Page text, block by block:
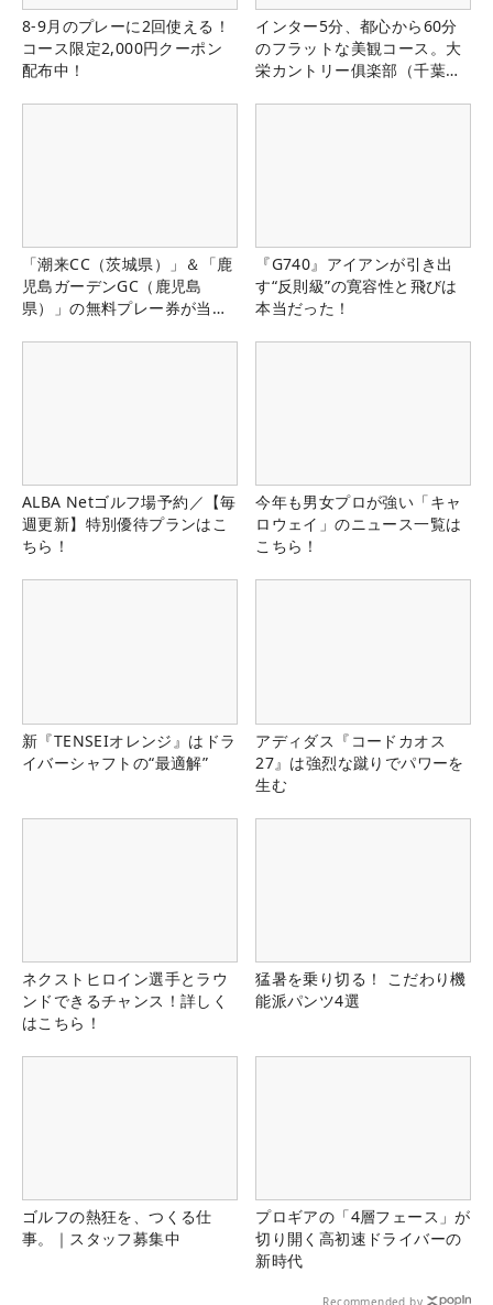
8-9月のプレーに2回使える！
コース限定2,000円クーポン
配布中！
インター5分、都心から60分
のフラットな美観コース。大
栄カントリー俱楽部（千葉
「潮来CC（茨城県）」＆「鹿
児島ガーデンGC（鹿児島
県）」の無料プレー券が当た
『G740』アイアンが引き出
す“反則級”の寛容性と飛びは
本当だった！
ALBA Netゴルフ場予約／【毎
週更新】特別優待プランはこ
ちら！
今年も男女プロが強い「キャ
ロウェイ」のニュース一覧は
こちら！
新『TENSEIオレンジ』はドラ
イバーシャフトの“最適解”
アディダス『コードカオス
27』は強烈な蹴りでパワーを
生む
ネクストヒロイン選手とラウ
ンドできるチャンス！詳しく
はこちら！
猛暑を乗り切る！ こだわり機
能派パンツ4選
ゴルフの熱狂を、つくる仕
事。｜スタッフ募集中
プロギアの「4層フェース」が
切り開く高初速ドライバーの
新時代
Recommended by